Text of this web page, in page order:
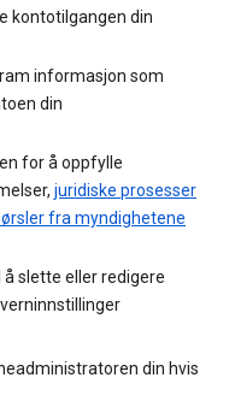
kontotilgangen din
informasjon som
din
for å oppfylle
juridiske prosesser
fra myndighetene
slette eller redigere
din hvis